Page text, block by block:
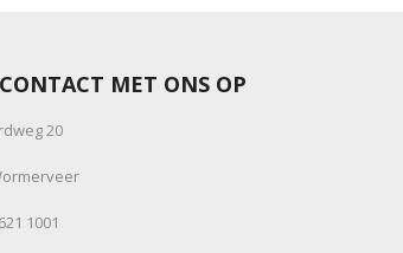
MET ONS OP
20
1001